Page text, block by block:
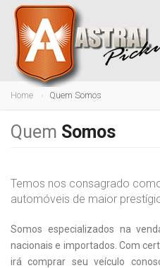
Home Quem Somos
Quem Somos
Temos nos consagrado
automóveis de maior
Somos especializados na
nacionais e importados. Com
irá comprar seu veículo